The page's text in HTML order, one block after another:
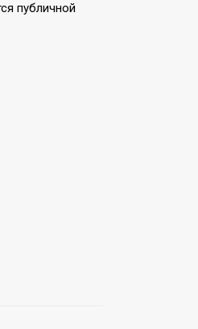
публичной